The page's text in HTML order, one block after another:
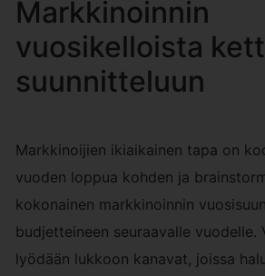
Markkinoinnin
vuosikelloista
suunnitteluun
Markkinoijien ikiaikainen tapa on
vuoden loppua kohden ja
kokonainen markkinoinnin
budjetteineen seuraavalle vuodelle.
lyödään lukkoon kanavat, joissa